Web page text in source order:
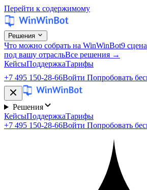
Перейти к содержимому
Решения
Что можно собрать на WinWinBot9
под вашу отрасльВсе решения →
КейсыПоддержкаТарифы
+7 495 150-28-66Войти Попробовать
Решения
КейсыПоддержкаТарифы
+7 495 150-28-66Войти Попробовать